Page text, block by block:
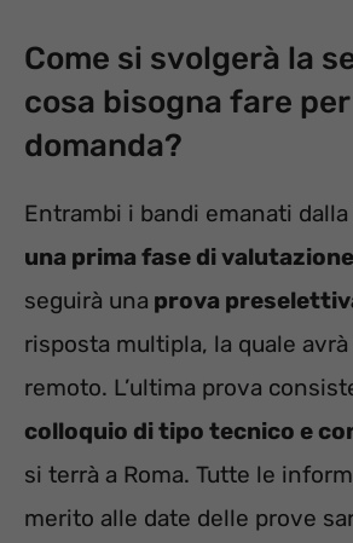
Come si svolgerà la
cosa bisogna fare
domanda?
Entrambi i bandi emanati
una prima fase di
seguirà una prova
risposta multipla, la quale avrà
remoto. L’ultima prova
colloquio di tipo tecnico e
si terrà a Roma. Tutte le
merito alle date delle prove